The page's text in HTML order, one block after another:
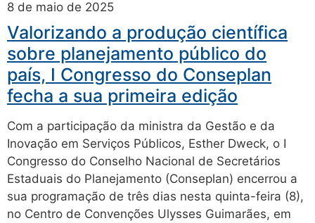
8 de maio de 2025
Valorizando a produção científica
sobre planejamento público do
país, I Congresso do Conseplan
fecha a sua primeira edição
Com a participação da ministra da Gestão e da
Inovação em Serviços Públicos, Esther Dweck, o I
Congresso do Conselho Nacional de Secretários
Estaduais do Planejamento (Conseplan) encerrou a
sua programação de três dias nesta quinta-feira (8),
no Centro de Convenções Ulysses Guimarães, em